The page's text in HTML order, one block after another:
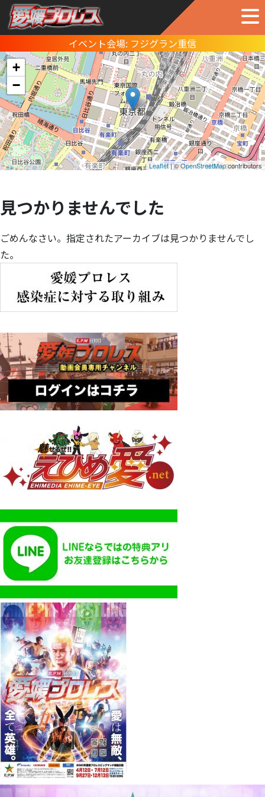
イベント会場: フジグラン重信
+
−
Leaflet| ©OpenStreetMapcontributors
見つかりませんでした
ごめんなさい。指定されたアーカイブは見つかりませんでし
た。